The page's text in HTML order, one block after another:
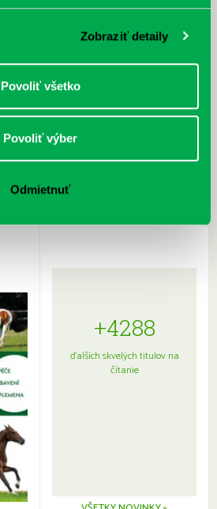
Zobraziť detaily
Povoliť všetko
Povoliť výber
Odmietnuťkompletný sprievodca
+4288
ďalších skvelých titulov na
čítanie